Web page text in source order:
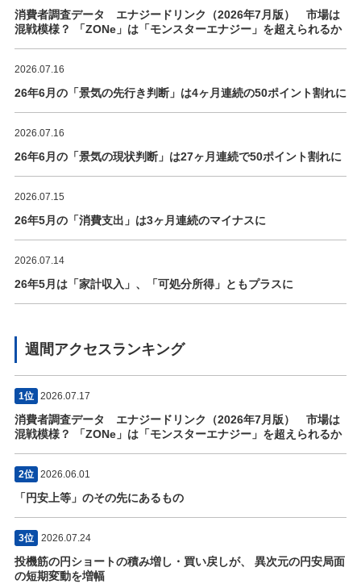
消費者調査データ エナジードリンク（2026年7月版） 市場は
混戦模様？ 「ZONe」は「モンスターエナジー」を超えられるか
2026.07.16
26年6月の「景気の先行き判断」は4ヶ月連続の50ポイント割れに
2026.07.16
26年6月の「景気の現状判断」は27ヶ月連続で50ポイント割れに
2026.07.15
26年5月の「消費支出」は3ヶ月連続のマイナスに
2026.07.14
26年5月は「家計収入」、「可処分所得」ともプラスに
週間アクセスランキング
1位 2026.07.17
消費者調査データ エナジードリンク（2026年7月版） 市場は
混戦模様？ 「ZONe」は「モンスターエナジー」を超えられるか
2位 2026.06.01
「円安上等」のその先にあるもの
3位 2026.07.24
投機筋の円ショートの積み増し・買い戻しが、 異次元の円安局面
の短期変動を増幅